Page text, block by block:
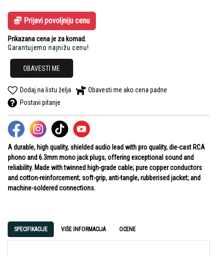
Prijavi povoljniju cenu
Prikazana cena je za komad.
Garantujemo najnižu cenu!
OBAVESTI ME
Dodaj na listu želja
Obavesti me ako cena padne
Postavi pitanje
A durable, high quality, shielded audio lead with pro quality, die-cast RCA
phono and 6.3mm mono jack plugs, offering exceptional sound and
reliability. Made with twinned high-grade cable; pure copper conductors
and cotton-reinforcement; soft-grip, anti-tangle, rubberised jacket; and
machine-soldered connections.
SPECIFIKACIJE VIŠE INFORMACIJA OCENE